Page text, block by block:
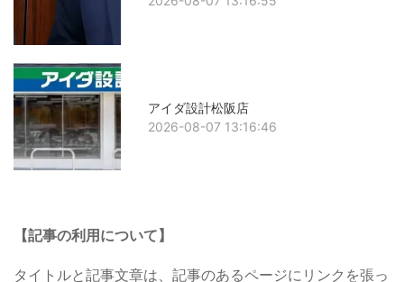
アイダ設計松阪店
2026-08-07 13:16:46
【記事の利用について】
タイトルと記事文章は、記事のあるページにリンクを張っ